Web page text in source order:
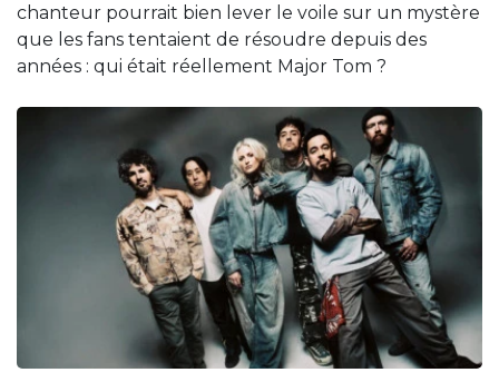
chanteur pourrait bien lever le voile sur un mystère
que les fans tentaient de résoudre depuis des
années : qui était réellement Major Tom ?